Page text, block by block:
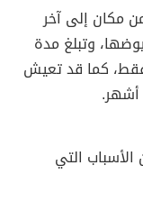
مكان إلى آخر
وتبلغ مدة
فقط، كما قد تعيش
التي